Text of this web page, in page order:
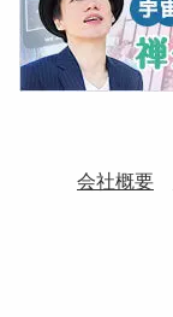
会社概要